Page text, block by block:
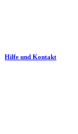
Hilfe und Kontakt